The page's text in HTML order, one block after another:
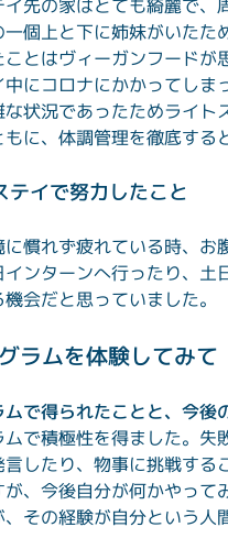
イ先の家はとても綺麗で
個上と下に姉妹がいたた
ことはヴィーガンフード
中にコロナにかかってしま
な状況であったためライ
に、体調管理を徹底する
テイで努力したこと
慣れず疲れている時、お
インターンへ行ったり、
会だと思っていました。
ラムを体験してみて
で得られたことと、今後
ムで積極性を得ました。
言したり、物事に挑戦す
が、今後自分が何かやっ
その経験が自分という人